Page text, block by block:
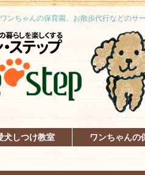
ちゃんの保育園、お散歩代行などのサ
犬しつけ教室 ワンちゃんの